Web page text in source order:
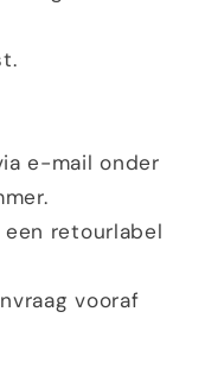
e-mail onder
retourlabel
vooraf